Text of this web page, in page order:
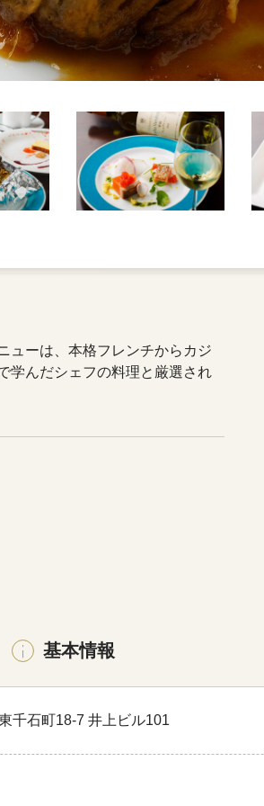
ューは、本格フレンチからカジ
学んだシェフの料理と厳選され
基本情報
千石町18-7 井上ビル101